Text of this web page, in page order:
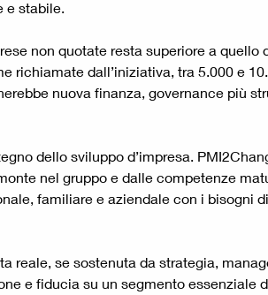
e stabile.
non quotate resta superiore a quello
richiamate dall’iniziativa, tra 5.000 e
nuova finanza, governance più
dello sviluppo d’impresa.
nel gruppo e dalle competenze
familiare e aziendale con i bisogni
reale, se sostenuta da strategia,
e fiducia su un segmento essenziale